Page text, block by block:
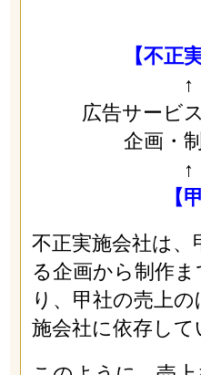
【不正
広告サービス
企画・
【
不正実施会社は、
る企画から制作
り、甲社の売上
施会社に依存して